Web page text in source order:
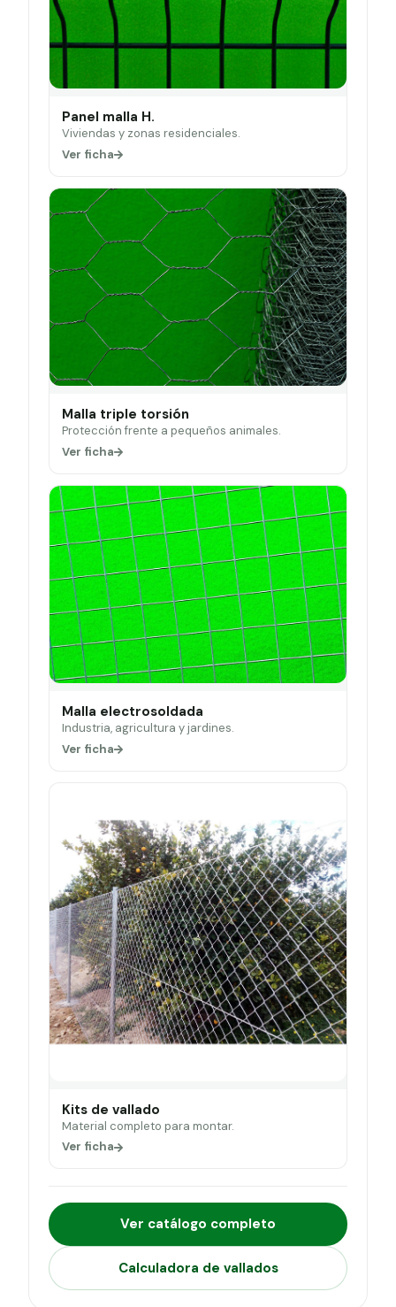
Panel malla H.
Viviendas y zonas residenciales.
Ver ficha
Malla triple torsión
Protección frente a pequeños animales.
Ver ficha
Malla electrosoldada
Industria, agricultura y jardines.
Ver ficha
Kits de vallado
Material completo para montar.
Ver ficha
Ver catálogo completo
Calculadora de vallados